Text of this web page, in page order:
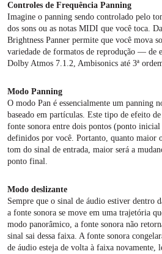
Controles de Frequência Panning
Imagine o panning sendo controlado pelo
dos sons ou as notas MIDI que você toca.
Brightness Panner permite que você mova
variedade de formatos de reprodução — de
Dolby Atmos 7.1.2, Ambisonics até 3ª
Modo Panning
O modo Pan é essencialmente um panning
baseado em partículas. Este tipo de efeito
fonte sonora entre dois pontos (ponto
definidos por você. Portanto, quanto maior
tom do sinal de entrada, maior será a
ponto final.
Modo deslizante
Sempre que o sinal de áudio estiver dentro
a fonte sonora se move em uma trajetória
modo panorâmico, a fonte sonora não
sinal sai dessa faixa. A fonte sonora
de áudio esteja de volta à faixa novamente,